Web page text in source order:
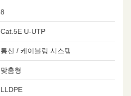
8
Cat.5E U-UTP
통신 / 케이블링 시스템
맞춤형
LLDPE